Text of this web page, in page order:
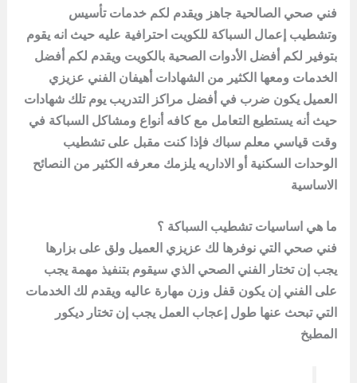
فني صحي الصالحية جاهز ويقدم لكم خدمات تأسيس
وتشطيب إعمال السباكة للكويت احترافية عليه حيث انه يقوم
بتوفير لكم أفضل الأدوات الصحية بالكويت ويقدم لكم أفضل
الخدمات ومعها الكثير من الشهادات أهيفان الفني عزيزي
العميل يكون ضرب في أفضل مراكز التدريب يوم تلك شهادات
حيث أنه يستطيع التعامل مع كافه أنواع ومشاكل السباكة في
وقت قياسي معلم سباك فإذا كنت مقبل على تشطيب
الوحدات السكنية أو الاداريه يلزمك معرفه الكثير من النصائح
الاساسية
ما هي اساسيات تشطيب السباكة ؟
فني صحي التي نوفرها لك عزيزي العميل ولق على بزارها
يجب إن تختار الفني الصحي الذي سيقوم بتنفيذ مهمة يجب
على الفني إن يكون قفل وزن مهارة عاليه ويقدم لك الخدمات
التي تبحث عنها طول إعجاب العمل يجب إن تختار ديكور
المطبخ